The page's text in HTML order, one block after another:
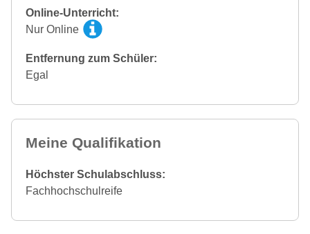
Online-Unterricht:
Nur Online
Entfernung zum Schüler:
Egal
Meine Qualifikation
Höchster Schulabschluss:
Fachhochschulreife